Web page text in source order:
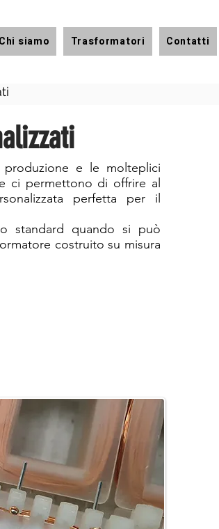
Chi siamo Trasformatori Contatti
e le molteplici
ci permettono di offrire al
perfetta per il
standard quando si può
costruito su misura